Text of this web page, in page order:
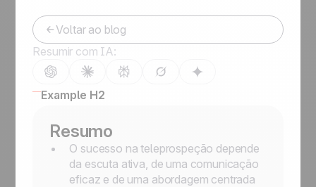
Voltar ao blog
Resumir com IA:
Example H2
Resumo
O sucesso na teleprospeção depende
da escuta ativa, de uma comunicação
eficaz e de uma abordagem centrada